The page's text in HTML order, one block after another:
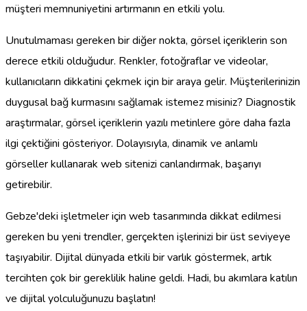
müşteri memnuniyetini artırmanın en etkili yolu.
Unutulmaması gereken bir diğer nokta, görsel içeriklerin son
derece etkili olduğudur. Renkler, fotoğraflar ve videolar,
kullanıcıların dikkatini çekmek için bir araya gelir. Müşterilerinizin
duygusal bağ kurmasını sağlamak istemez misiniz? Diagnostik
araştırmalar, görsel içeriklerin yazılı metinlere göre daha fazla
ilgi çektiğini gösteriyor. Dolayısıyla, dinamik ve anlamlı
görseller kullanarak web sitenizi canlandırmak, başarıyı
getirebilir.
Gebze'deki işletmeler için web tasarımında dikkat edilmesi
gereken bu yeni trendler, gerçekten işlerinizi bir üst seviyeye
taşıyabilir. Dijital dünyada etkili bir varlık göstermek, artık
tercihten çok bir gereklilik haline geldi. Hadi, bu akımlara katılın
ve dijital yolculuğunuzu başlatın!